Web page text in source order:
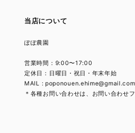
当店について
ぽぽ農園
営業時間：9:00〜17:00
定休日：日曜日・祝日・年末年始
MAIL : poponouen.ehime@gmail.com
＊各種お問い合わせは、お問い合わせ